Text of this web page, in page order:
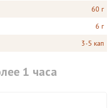
60 г
6 г
3-5 кап
1 часа